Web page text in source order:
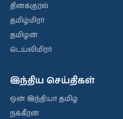
தினக்குரல்
தமிழ்மிரர்
தமிழன்
டெய்லிமிரர்
இந்திய செய்திகள்
ஒன் இந்தியா தமிழ்
நக்கீரன்